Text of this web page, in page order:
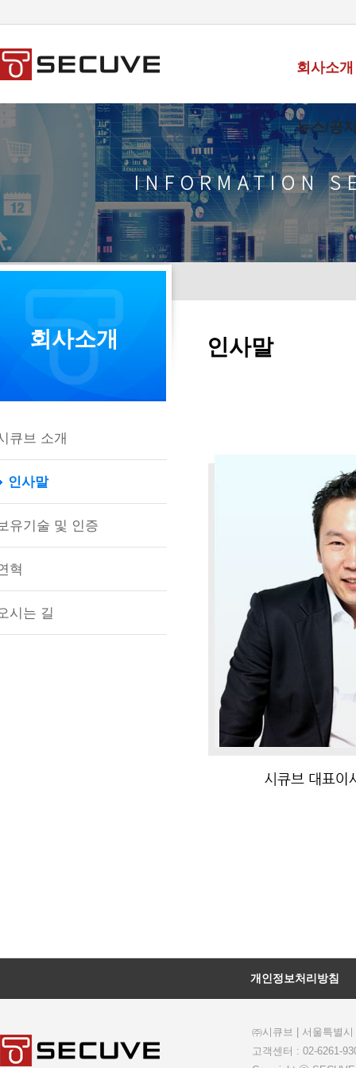
회사소개
뉴스/공
회사소개
큐브 소개
인사말
유기술 및 인증
혁
시는 길
인사말
개인정보처리방침
㈜시큐브
| 서울특별
고객센터 : 02-6261-